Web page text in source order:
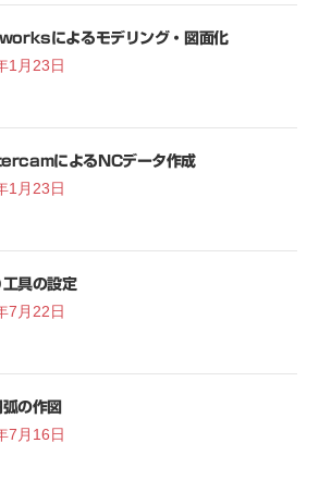
によるモデリング・図面化
1月23日
によるNCデータ作成
1月23日
具の設定
7月22日
弧の作図
7月16日